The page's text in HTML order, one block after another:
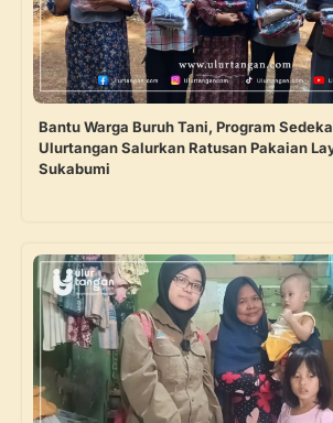
Bantu Warga Buruh Tani, Program
Ulurtangan Salurkan Ratusan Pakaian
Sukabumi